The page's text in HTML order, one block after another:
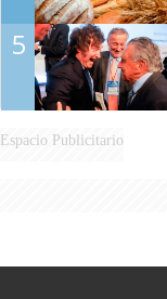
5
Espacio Publicitario